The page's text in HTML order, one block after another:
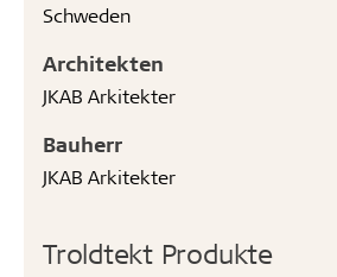
Schweden
Architekten
JKAB Arkitekter
Bauherr
JKAB Arkitekter
Troldtekt Produkte